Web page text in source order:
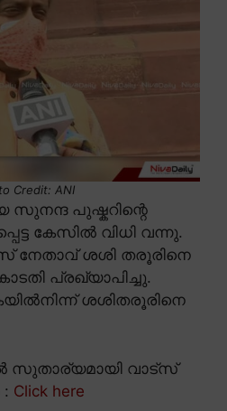
Credit: ANI
സുനന്ദ പുഷ്കറിന്റെ
കേസിൽ വിധി വന്നു.
ശശി തരൂരിനെ
പ്രഖ്യാപിച്ചു.
ശശിതരൂരിനെ
വാട്സ്
Click here